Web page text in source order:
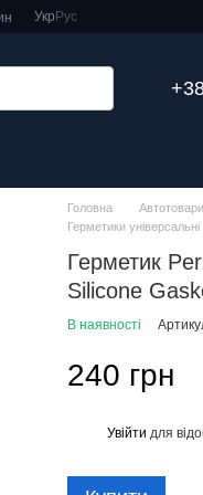
Укр Рус
Головна Автотовари
Герметики універсальні
Герметик
Silicone
В наявності
240 грн
Увійти для